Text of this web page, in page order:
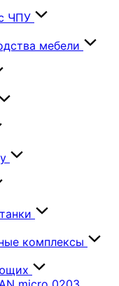
ЧПУ
мебели
комплексы